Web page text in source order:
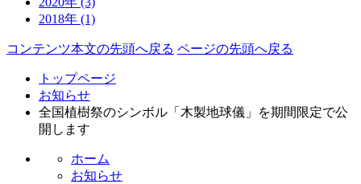
2018年 (1)
コンテンツ本文の先頭へ戻る ページの先頭へ戻る
トップページ
お知らせ
全国植樹祭のシンボル「木製地球儀」を期間限定で公
開します
ホーム
お知らせ